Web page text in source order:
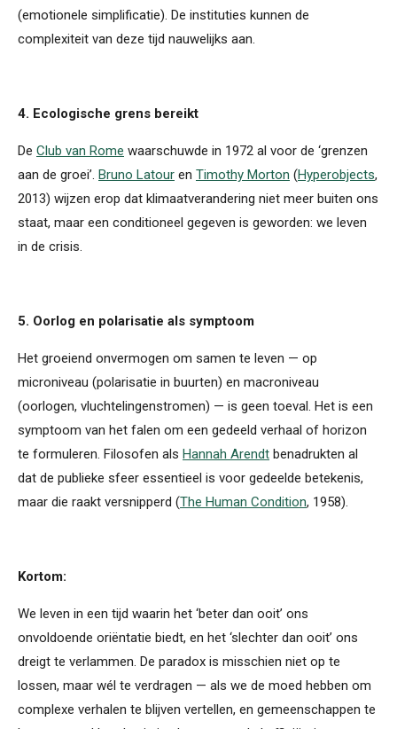
(emotionele simplificatie). De instituties kunnen de
complexiteit van deze tijd nauwelijks aan.
4. Ecologische grens bereikt
De Club van Rome waarschuwde in 1972 al voor de ‘grenzen
aan de groei’. Bruno Latour en Timothy Morton (Hyperobjects,
2013) wijzen erop dat klimaatverandering niet meer buiten ons
staat, maar een conditioneel gegeven is geworden: we leven
in de crisis.
5. Oorlog en polarisatie als symptoom
Het groeiend onvermogen om samen te leven — op
microniveau (polarisatie in buurten) en macroniveau
(oorlogen, vluchtelingenstromen) — is geen toeval. Het is een
symptoom van het falen om een gedeeld verhaal of horizon
te formuleren. Filosofen als Hannah Arendt benadrukten al
dat de publieke sfeer essentieel is voor gedeelde betekenis,
maar die raakt versnipperd (The Human Condition, 1958).
Kortom:
We leven in een tijd waarin het ‘beter dan ooit’ ons
onvoldoende oriëntatie biedt, en het ‘slechter dan ooit’ ons
dreigt te verlammen. De paradox is misschien niet op te
lossen, maar wél te verdragen — als we de moed hebben om
complexe verhalen te blijven vertellen, en gemeenschappen te